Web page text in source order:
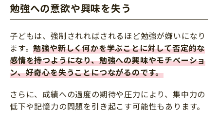
勉強への意欲や興味を失う
子どもは、強制されればされるほど勉強が嫌いになり
ます。勉強や新しく何かを学ぶことに対して否定的な
感情を持つようになり、勉強への興味やモチベーショ
ン、好奇心を失うことにつながるのです。
さらに、成績への過度の期待や圧力により、集中力の
低下や記憶力の問題を引き起こす可能性もあります。